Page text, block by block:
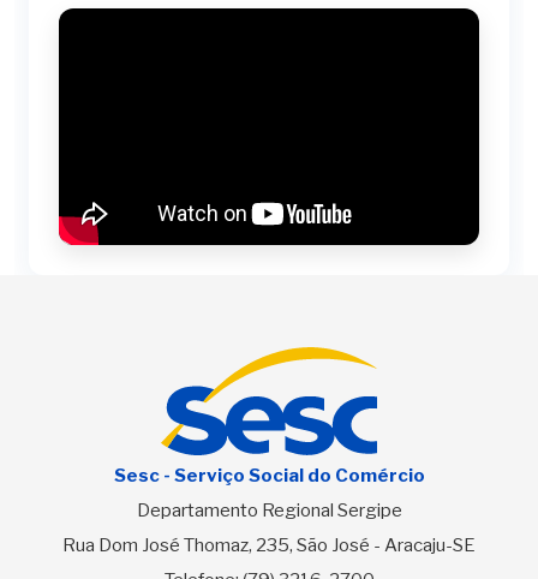
Sesc - Serviço Social do Comércio
Departamento Regional Sergipe
Rua Dom José Thomaz, 235, São José - Aracaju-SE